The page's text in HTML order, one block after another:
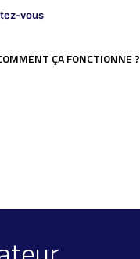
vous
ÇA FONCTIONNE ?